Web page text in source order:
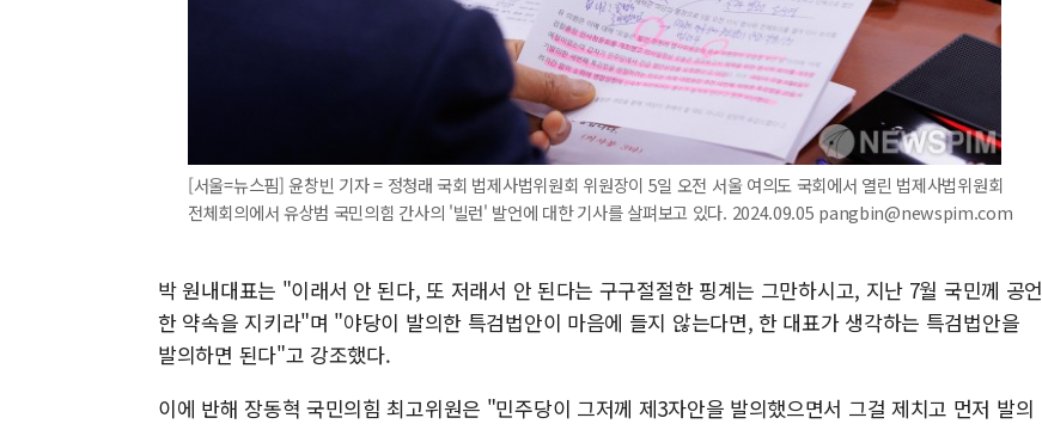
[서울=뉴스핌] 윤창빈 기자 = 정청래 국회 법제사법위원회 위원장이 5일 오전 서울 여의도 국회에서 열린 법제사법위원회
전체회의에서 유상범 국민의힘 간사의 '빌런' 발언에 대한 기사를 살펴보고 있다. 2024.09.05 pangbin@newspim.com
박 원내대표는 "이래서 안 된다, 또 저래서 안 된다는 구구절절한 핑계는 그만하시고, 지난 7월 국민께 공언
한 약속을 지키라"며 "야당이 발의한 특검법안이 마음에 들지 않는다면, 한 대표가 생각하는 특검법안을
발의하면 된다"고 강조했다.
이에 반해 장동혁 국민의힘 최고위원은 "민주당이 그저께 제3자안을 발의했으면서 그걸 제치고 먼저 발의